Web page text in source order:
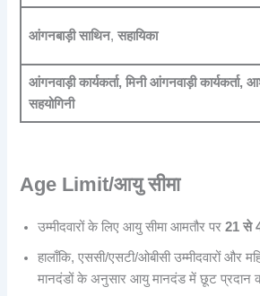
आंगनबाड़ी साथिन, सहायिका
आंगनवाड़ी कार्यकर्ता, मिनी आंगनवाड़ी कार्यकर्ता,
सहयोगिनी
Age Limit/आयु सीमा
उम्मीदवारों के लिए आयु सीमा आमतौर पर21 से
हालाँकि, एससी/एसटी/ओबीसी उम्मीदवारों और
मानदंडों के अनुसार आयु मानदंड में छूट प्रदान